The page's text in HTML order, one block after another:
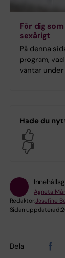
För dig
sexårigt
På denna
program,
väntar
Hade du
Agneta
Redaktör:Josefine
Sidan uppdaterad:
Dela